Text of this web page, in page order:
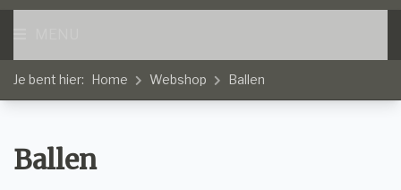
Je bent hier: Home Webshop Ballen
Ballen